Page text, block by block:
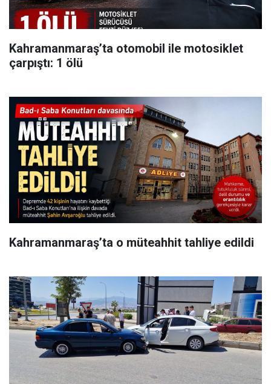
Kahramanmaraş’ta otomobil ile motosiklet
çarpıştı: 1 ölü
Kahramanmaraş’ta o müteahhit tahliye edildi